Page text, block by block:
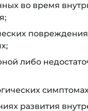
во время
либо
развития